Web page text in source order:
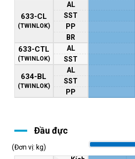
633-CL
(TWINLOK)
AL
SST
PP
BR
633-CTL
(TWINLOK)
AL
SST
634-BL
(TWINLOK)
AL
SST
PP
Đầu đực
(Đơn vị: kg)